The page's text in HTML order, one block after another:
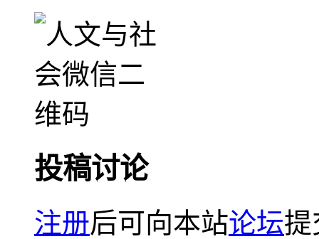
投稿讨论
注册后可向本站论坛提